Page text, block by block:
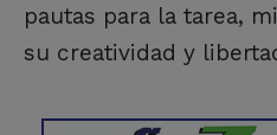
pautas para la tarea,
su creatividad y